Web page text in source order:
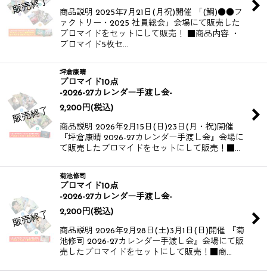
商品説明 2025年7月21日(月祝)開催 「(鯛)●●フ
ァクトリー・2025 社員総会」会場にて販売した
ブロマイドをセットにして販売！ ■商品内容 ・
ブロマイド5枚セ…
坪倉康晴
ブロマイド10点
-2026-27カレンダー手渡し会-
2,200 円(税込)
商品説明 2026年2月15日(日)23日(月・祝)開催
『坪倉康晴 2026-27カレンダー手渡し会』会場に
て販売したブロマイドをセットにして販売！​​​​ ​​​​ ■…
菊池修司
ブロマイド10点
-2026-27カレンダー手渡し会-
2,200 円(税込)
商品説明 2026年2月28日(土)3月1日(日)開催 『菊
池修司 2026-27カレンダー手渡し会』会場にて販
売したブロマイドをセットにして販売！​​​​ ​​​​ ■商…